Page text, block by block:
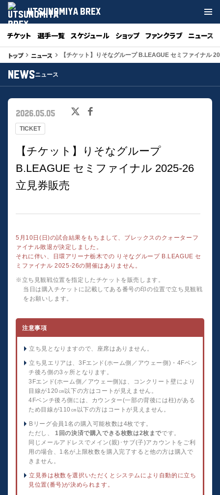
UTSUNOMIYA BREX
チケット 選手一覧 スケジュール ショップ ファンクラブ ニュース
トップkeyboard_arrow_right ニュース keyboard_arrow_right 【チケット】りそなグループ B.LEAGUE セミファイナル
NEWSニュース
TICKET
2026.05.05
【チケット】りそなグループ
B.LEAGUE セミファイナル 2025-26
立見券販売
5月10日(日)の試合結果をもちまして、ブレックスのクォーターフ
ァイナル敗退が決定しました。
それに伴い、日環アリーナ栃木での りそなグループ B.LEAGUE セ
ミファイナル 2025-26の開催はありません。
※立ち見観戦位置を指定したチケットを販売します。
当日は購入チケットに記載してある番号の印の位置で立ち見観戦
をお願いします。
注意事項
立ち見となりますので、座席はありません。
立ち見エリアは、3Fエンド(ホーム側／アウェー側)・4Fベン
チ後ろ側の3ヶ所となります。
3Fエンド(ホーム側／アウェー側)は、コンクリート壁により
目線が120㎝以下の方はコートが見えません。
4Fベンチ後ろ側には、カウンター(一部の背後には柱)がある
ため目線が110㎝以下の方はコートが見えません。
Bリーグ会員1名の購入可能枚数は4枚です。
ただし、1回の決済で購入できる枚数は2枚までです。
同じメールアドレスでメイン(親)･サブ(子)アカウントをご利
用の場合、1名が上限枚数を購入完了すると他の方は購入で
きません。
立見券は枚数を選択いただくとシステムにより自動的に立ち
見位置(番号)が決められます。